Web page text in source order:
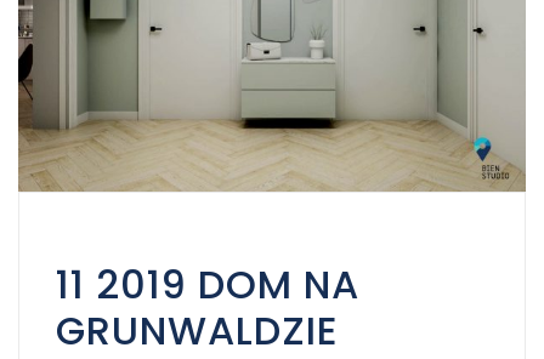
11 2019 DOM NA
GRUNWALDZIE